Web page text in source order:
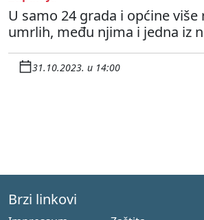
U samo 24 grada i općine
umrlih, među njima i jedna iz
31.10.2023. u 14:00
Brzi linkovi